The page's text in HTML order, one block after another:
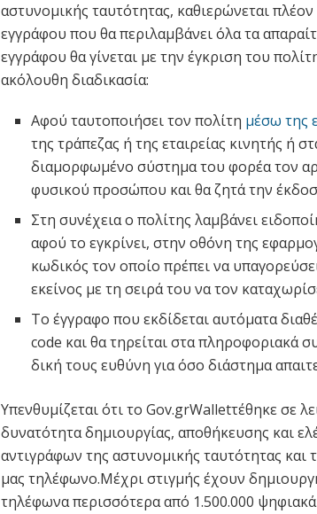
αστυνομικής ταυτότητας, καθιερώνεται
εγγράφου που θα περιλαμβάνει όλα τα
εγγράφου θα γίνεται με την έγκριση του
ακόλουθη διαδικασία:
Αφού ταυτοποιήσει τον πολίτη μέσω της
της τράπεζας ή της εταιρείας κινητής ή
διαμορφωμένο σύστημα του φορέα τον
φυσικού προσώπου και θα ζητά την
Στη συνέχεια ο πολίτης λαμβάνει
αφού το εγκρίνει, στην οθόνη της
κωδικός τον οποίο πρέπει να
εκείνος με τη σειρά του να τον
Το έγγραφο που εκδίδεται αυτόματα
code και θα τηρείται στα
δική τους ευθύνη για όσο διάστημα
Υπενθυμίζεται ότι το Gov.grWalletτέθηκε σε
δυνατότητα δημιουργίας, αποθήκευσης και
αντιγράφων της αστυνομικής ταυτότητας
μας τηλέφωνο.Μέχρι στιγμής έχουν
τηλέφωνα περισσότερα από 1.500.000